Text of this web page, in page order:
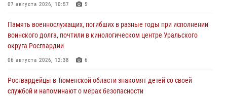
07 августа 2026, 10:57 5
Память военнослужащих, погибших в разные годы при исполнении
воинского долга, почтили в кинологическом центре Уральского
округа Росгвардии
06 августа 2026, 12:38 6
Росгвардейцы в Тюменской области знакомят детей со своей
службой и напоминают о мерах безопасности